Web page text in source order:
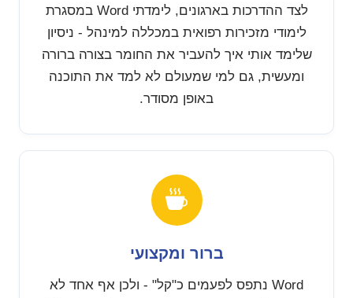
לצד ההדרכות בארגונים, לימדתי Word במסגרת
לימודי מזכירות רפואית במכללה למינהל - ניסיון
שלימד אותי איך להעביר את החומר בצורה ברורה
ומעשית, גם למי שמעולם לא למד את התוכנה
באופן מסודר.
ברור ומקצועי
Word נתפס לפעמים כ"קל" - ולכן אף אחד לא